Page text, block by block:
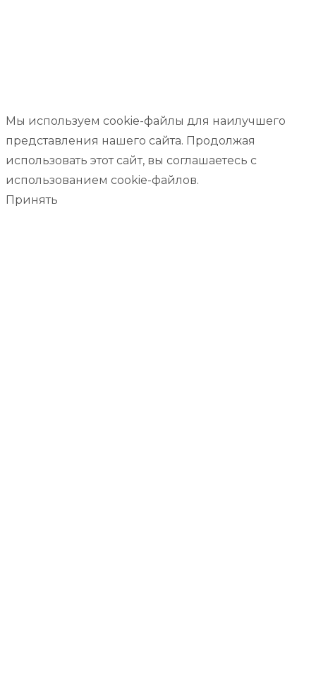
Мы используем cookie-файлы для наилучшего
представления нашего сайта. Продолжая
использовать этот сайт, вы соглашаетесь с
использованием cookie-файлов.
Принять